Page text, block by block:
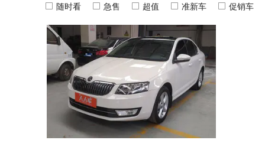
随时看 急售 超值 准新车 促销车